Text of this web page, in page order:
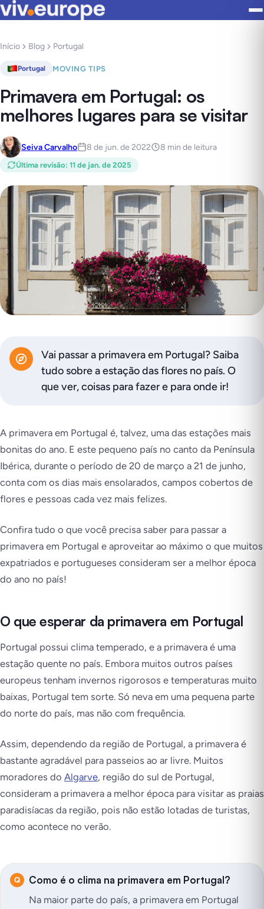
Início Blog Portugal
Portugal MOVING TIPS
Primavera em Portugal: os
melhores lugares para se visitar
Seiva Carvalho 8 de jun. de 2022 8 min de leitura
Última revisão: 11 de jan. de 2025
Vai passar a primavera em Portugal? Saiba
tudo sobre a estação das flores no país. O
que ver, coisas para fazer e para onde ir!
A primavera em Portugal é, talvez, uma das estações mais
bonitas do ano. E este pequeno país no canto da Península
Ibérica, durante o período de 20 de março a 21 de junho,
conta com os dias mais ensolarados, campos cobertos de
flores e pessoas cada vez mais felizes.
Confira tudo o que você precisa saber para passar a
primavera em Portugal e aproveitar ao máximo o que muitos
expatriados e portugueses consideram ser a melhor época
do ano no país!
O que esperar da primavera em Portugal
Portugal possui clima temperado, e a primavera é uma
estação quente no país. Embora muitos outros países
europeus tenham invernos rigorosos e temperaturas muito
baixas, Portugal tem sorte. Só neva em uma pequena parte
do norte do país, mas não com frequência.
Assim, dependendo da região de Portugal, a primavera é
bastante agradável para passeios ao ar livre. Muitos
moradores do Algarve, região do sul de Portugal,
consideram a primavera a melhor época para visitar as praias
paradisíacas da região, pois não estão lotadas de turistas,
como acontece no verão.
Como é o clima na primavera em Portugal?
Na maior parte do país, a primavera em Portugal